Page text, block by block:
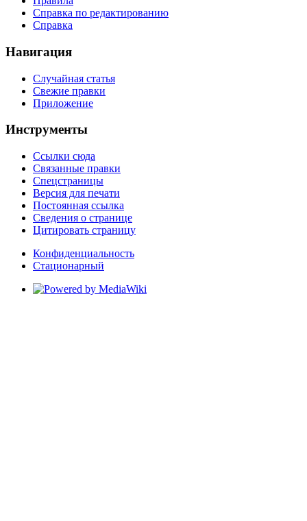
Справка по редактированию
Справка
Навигация
Случайная статья
Свежие правки
Приложение
Инструменты
Ссылки сюда
Связанные правки
Спецстраницы
Версия для печати
Постоянная ссылка
Сведения о странице
Цитировать страницу
Конфиденциальность
Стационарный